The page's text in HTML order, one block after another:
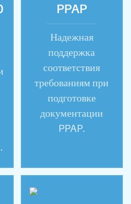
PPAP
Надежная
поддержка
соответствия
требованиям при
подготовке
документации
PPAP.